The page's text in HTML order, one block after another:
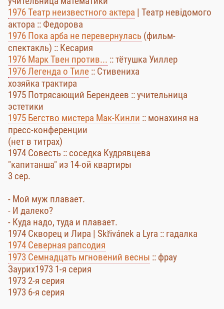
1976 Театр неизвестного актера | Театр невідомого
актора :: Федорова
1976 Пока арба не перевернулась (фильм-
спектакль) :: Кесария
1976 Марк Твен против... :: тётушка Уиллер
1976 Легенда о Тиле :: Стивениха
хозяйка трактира
1975 Потрясающий Берендеев :: учительница
эстетики
1975 Бегство мистера Мак-Кинли :: монахиня на
пресс-конференции
(нет в титрах)
1974 Совесть :: соседка Кудрявцева
"капитанша" из 14-ой квартиры
3 сер.
- Мой муж плавает.
- И далеко?
- Куда надо, туда и плавает.
1974 Скворец и Лира | Skřivánek a Lyra :: гадалка
1974 Северная рапсодия
1973 Семнадцать мгновений весны :: фрау
Заурих1973 1-я серия
1973 2-я серия
1973 6-я серия